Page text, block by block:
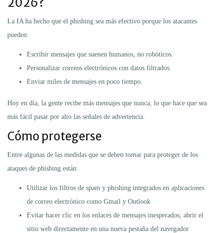
La IA ha hecho que el phishing sea más efectivo porque los atacantes
pueden:
Escribir mensajes que suenen humanos, no robóticos.
Personalizar correos electrónicos con datos filtrados.
Enviar miles de mensajes en poco tiempo.
Hoy en día, la gente recibe más mensajes que nunca, lo que hace que sea
más fácil pasar por alto las señales de advertencia.
Cómo protegerse
Entre algunas de las medidas que se deben tomar para proteger de los
ataques de phishing están:
Utilizar los filtros de spam y phishing integrados en aplicaciones
de correo electrónico como Gmail y Outlook
Evitar hacer clic en los enlaces de mensajes inesperados; abrir el
sitio web directamente en una nueva pestaña del navegador